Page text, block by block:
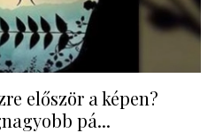
először a képen?
pá...